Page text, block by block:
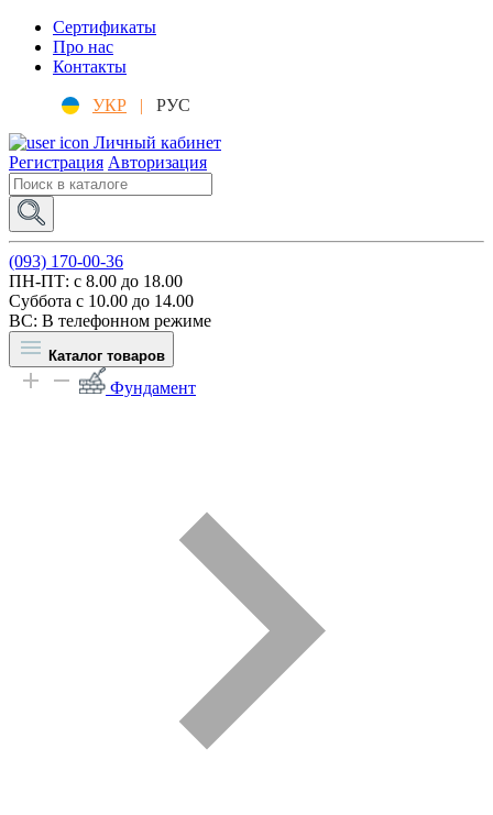
Сертификаты
Про нас
Контакты
УКР |
РУС
Личный кабинет
Регистрация Авторизация
(093) 170-00-36
ПН-ПТ: c 8.00 до 18.00
Суббота с 10.00 до 14.00
ВС: В телефонном режиме
Каталог товаров
Фундамент